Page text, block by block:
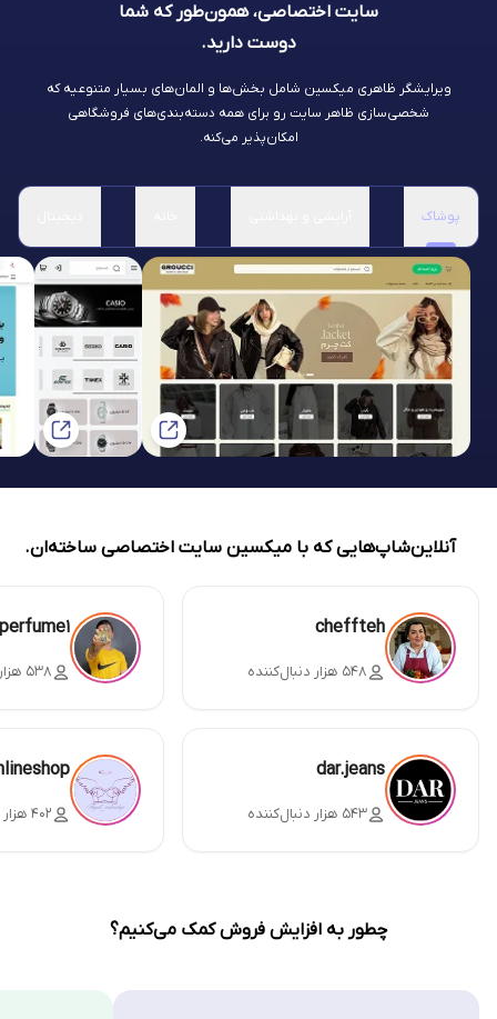
سایت اختصاصی، همون‌طور که شما
دوست دارید.
ویرایشگر ظاهری میکسین شامل بخش‌ها و المان‌های بسیار متنوعیه که
شخصی‌سازی ظاهر سایت رو برای همه دسته‌بندی‌های فروشگاهی
امکان‌پذیر می‌کنه.
پوشاک
آنلاین‌شاپ‌هایی که با میکسین سایت اختصاصی ساخته‌ان.
cheffteh
۵۴۸ هزار دنبال‌کننده ۵۳۸ هزار دنبال‌کننده
dar.jeans
۵۴۳ هزار دنبال‌کننده ۴۰۲ هزار دنبال‌کننده
چطور به افزایش فروش کمک می‌کنیم؟